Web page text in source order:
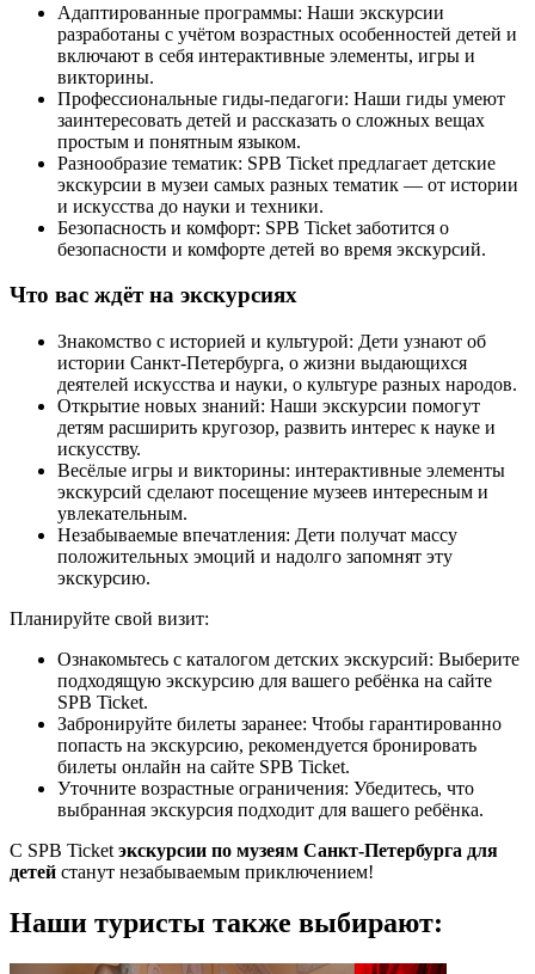
Адаптированные программы: Наши экскурсии
разработаны с учётом возрастных особенностей детей и
включают в себя интерактивные элементы, игры и
викторины.
Профессиональные гиды-педагоги: Наши гиды умеют
заинтересовать детей и рассказать о сложных вещах
простым и понятным языком.
Разнообразие тематик: SPB Ticket предлагает детские
экскурсии в музеи самых разных тематик — от истории
и искусства до науки и техники.
Безопасность и комфорт: SPB Ticket заботится о
безопасности и комфорте детей во время экскурсий.
Что вас ждёт на экскурсиях
Знакомство с историей и культурой: Дети узнают об
истории Санкт-Петербурга, о жизни выдающихся
деятелей искусства и науки, о культуре разных народов.
Открытие новых знаний: Наши экскурсии помогут
детям расширить кругозор, развить интерес к науке и
искусству.
Весёлые игры и викторины: интерактивные элементы
экскурсий сделают посещение музеев интересным и
увлекательным.
Незабываемые впечатления: Дети получат массу
положительных эмоций и надолго запомнят эту
экскурсию.
Планируйте свой визит:
Ознакомьтесь с каталогом детских экскурсий: Выберите
подходящую экскурсию для вашего ребёнка на сайте
SPB Ticket.
Забронируйте билеты заранее: Чтобы гарантированно
попасть на экскурсию, рекомендуется бронировать
билеты онлайн на сайте SPB Ticket.
Уточните возрастные ограничения: Убедитесь, что
выбранная экскурсия подходит для вашего ребёнка.
С SPB Ticket экскурсии по музеям Санкт-Петербурга для
детей станут незабываемым приключением!
Наши туристы также выбирают: